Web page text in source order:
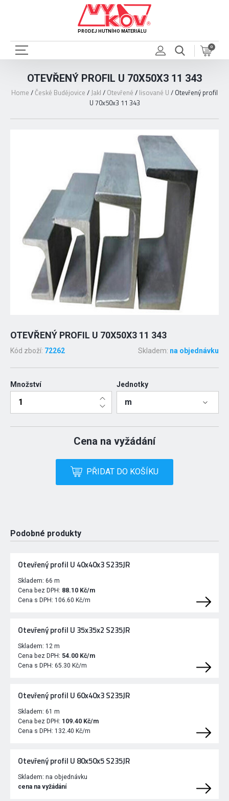
PRODEJ HUTNÍHO MATERIÁLU
0
OTEVŘENÝ PROFIL U 70X50X3 11 343
Home / České Budějovice /Jakl / Otevřené / lisované U / Otevřený profil
U 70x50x3 11 343
OTEVŘENÝ PROFIL U 70X50X3 11 343
Kód zboží: 72262 Skladem: na objednávku
Množství Jednotky
m
Cena na vyžádání
PŘIDAT DO KOŠÍKU
Podobné produkty
Otevřený profil U 40x40x3 S235JR
Skladem: 66 m
Cena bez DPH: 88.10 Kč/m
Cena s DPH: 106.60 Kč/m
Otevřený profil U 35x35x2 S235JR
Skladem: 12 m
Cena bez DPH: 54.00 Kč/m
Cena s DPH: 65.30 Kč/m
Otevřený profil U 60x40x3 S235JR
Skladem: 61 m
Cena bez DPH: 109.40 Kč/m
Cena s DPH: 132.40 Kč/m
Otevřený profil U 80x50x5 S235JR
Skladem: na objednávku
cena na vyžádání